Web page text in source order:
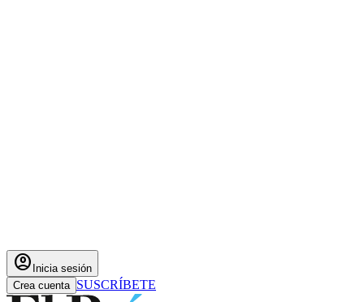
account_circle Inicia sesión
Crea cuenta SUSCRÍBETE